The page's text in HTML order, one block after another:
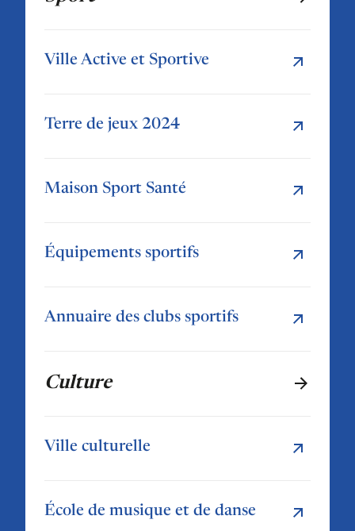
Ville Active et Sportive
Terre de jeux 2024
Maison Sport Santé
Équipements sportifs
Annuaire des clubs sportifs
Culture
Ville culturelle
École de musique et de danse